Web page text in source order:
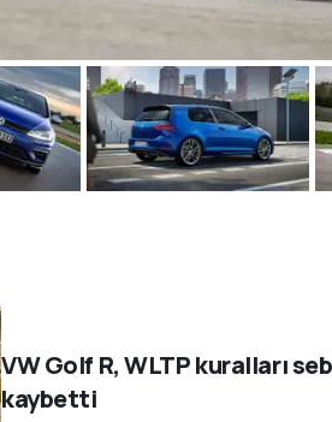
VW Golf R, WLTP kuralları
kaybetti